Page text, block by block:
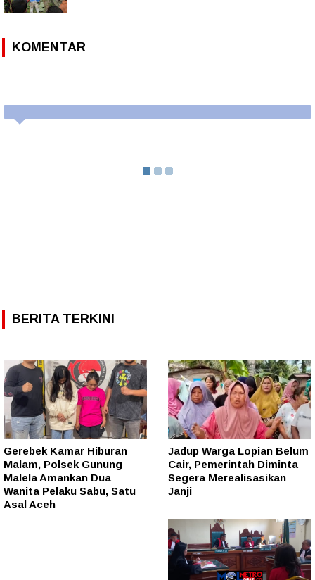
KOMENTAR
BERITA TERKINI
Gerebek Kamar Hiburan
Malam, Polsek Gunung
Malela Amankan Dua
Wanita Pelaku Sabu, Satu
Asal Aceh
Jadup Warga Lopian Belum
Cair, Pemerintah Diminta
Segera Merealisasikan
Janji